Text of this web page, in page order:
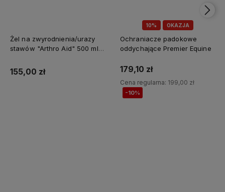
Żel na zwyrodnienia/urazy
stawów "Arthro Aid" 500 ml
155,00 zł
10% OKAZJA
Ochraniacze padokowe
oddychające Premier Equine
179,10 zł
Cena regularna: 199,00 zł
-10%